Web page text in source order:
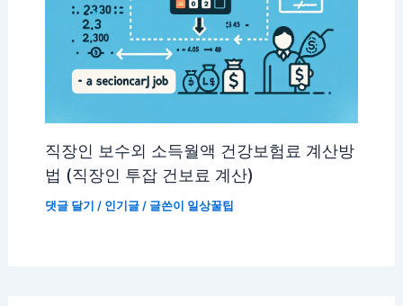
직장인 보수외 소득월액 건강보험료 계산방
법 (직장인 투잡 건보료 계산)
댓글 달기 / 인기글/ 글쓴이 일상꿀팁